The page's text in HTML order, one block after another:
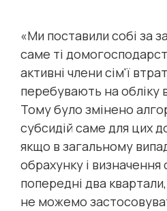
«Ми поставили собі за
саме ті
активні члени сім'ї
перебувають на обліку
Тому було змінено
субсидій саме для цих
якщо в загальному
обрахунку і визначення
попередні два
не можемо